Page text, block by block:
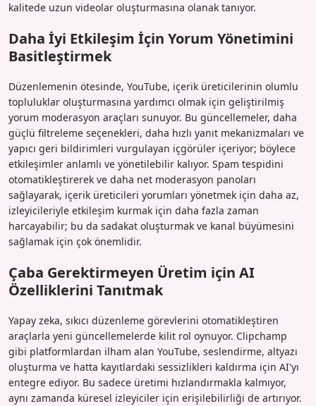
kalitede uzun videolar oluşturmasına olanak tanıyor.
Daha İyi Etkileşim İçin Yorum Yönetimini
Basitleştirmek
Düzenlemenin ötesinde, YouTube, içerik üreticilerinin olumlu
topluluklar oluşturmasına yardımcı olmak için geliştirilmiş
yorum moderasyon araçları sunuyor. Bu güncellemeler, daha
güçlü filtreleme seçenekleri, daha hızlı yanıt mekanizmaları ve
yapıcı geri bildirimleri vurgulayan içgörüler içeriyor; böylece
etkileşimler anlamlı ve yönetilebilir kalıyor. Spam tespidini
otomatikleştirerek ve daha net moderasyon panoları
sağlayarak, içerik üreticileri yorumları yönetmek için daha az,
izleyicileriyle etkileşim kurmak için daha fazla zaman
harcayabilir; bu da sadakat oluşturmak ve kanal büyümesini
sağlamak için çok önemlidir.
Çaba Gerektirmeyen Üretim için AI
Özelliklerini Tanıtmak
Yapay zeka, sıkıcı düzenleme görevlerini otomatikleştiren
araçlarla yeni güncellemelerde kilit rol oynuyor. Clipchamp
gibi platformlardan ilham alan YouTube, seslendirme, altyazı
oluşturma ve hatta kayıtlardaki sessizlikleri kaldırma için AI'yı
entegre ediyor. Bu sadece üretimi hızlandırmakla kalmıyor,
aynı zamanda küresel izleyiciler için erişilebilirliği de artırıyor.